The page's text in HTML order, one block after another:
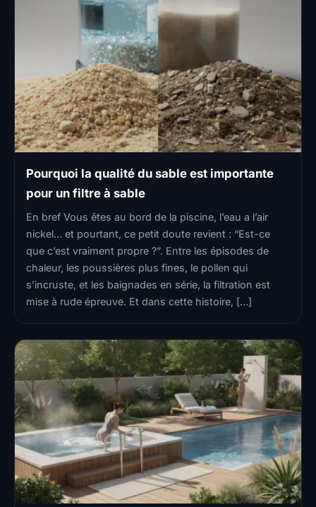
Pourquoi la qualité du sable est importante
pour un filtre à sable
En bref Vous êtes au bord de la piscine, l’eau a l’air
nickel… et pourtant, ce petit doute revient : “Est-ce
que c’est vraiment propre ?”. Entre les épisodes de
chaleur, les poussières plus fines, le pollen qui
s’incruste, et les baignades en série, la filtration est
mise à rude épreuve. Et dans cette histoire, […]